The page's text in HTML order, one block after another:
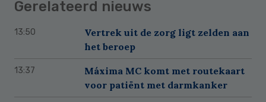
Gerelateerd nieuws
13:50
Vertrek uit de zorg ligt zelden aan
het beroep
13:37
Máxima MC komt met routekaart
voor patiënt met darmkanker